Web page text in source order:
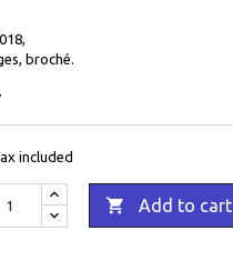
broché.
included
 Add to cart